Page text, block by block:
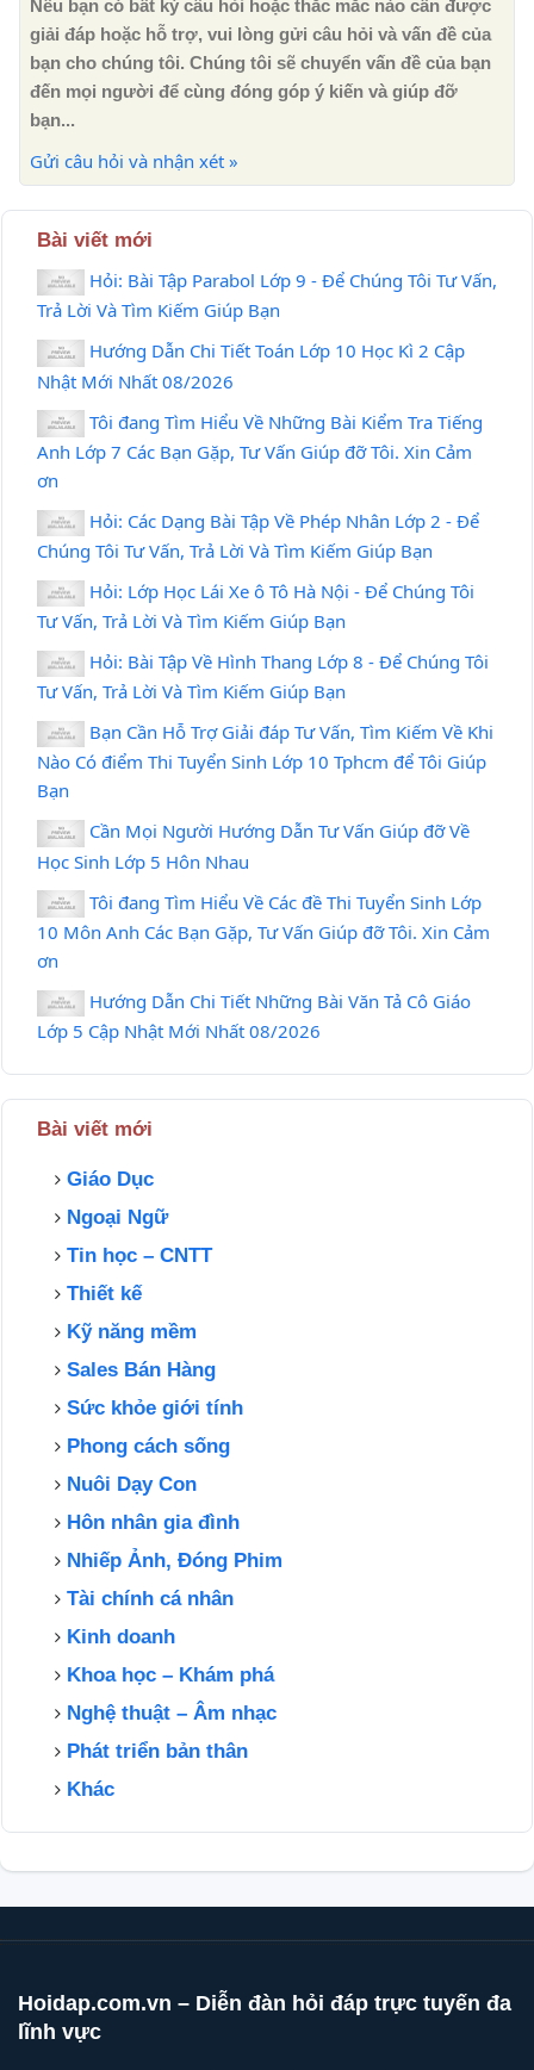
Nếu bạn có bất kỳ câu hỏi hoặc thắc mắc nào cần được
giải đáp hoặc hỗ trợ, vui lòng gửi câu hỏi và vấn đề của
bạn cho chúng tôi. Chúng tôi sẽ chuyển vấn đề của bạn
đến mọi người để cùng đóng góp ý kiến ​​và giúp đỡ
bạn...
Gửi câu hỏi và nhận xét »
Bài viết mới
Hỏi: Bài Tập Parabol Lớp 9 - Để Chúng Tôi Tư Vấn,
Trả Lời Và Tìm Kiếm Giúp Bạn
Hướng Dẫn Chi Tiết Toán Lớp 10 Học Kì 2 Cập
Nhật Mới Nhất 08/2026
Tôi đang Tìm Hiểu Về Những Bài Kiểm Tra Tiếng
Anh Lớp 7 Các Bạn Gặp, Tư Vấn Giúp đỡ Tôi. Xin Cảm
ơn
Hỏi: Các Dạng Bài Tập Về Phép Nhân Lớp 2 - Để
Chúng Tôi Tư Vấn, Trả Lời Và Tìm Kiếm Giúp Bạn
Hỏi: Lớp Học Lái Xe ô Tô Hà Nội - Để Chúng Tôi
Tư Vấn, Trả Lời Và Tìm Kiếm Giúp Bạn
Hỏi: Bài Tập Về Hình Thang Lớp 8 - Để Chúng Tôi
Tư Vấn, Trả Lời Và Tìm Kiếm Giúp Bạn
Bạn Cần Hỗ Trợ Giải đáp Tư Vấn, Tìm Kiếm Về Khi
Nào Có điểm Thi Tuyển Sinh Lớp 10 Tphcm để Tôi Giúp
Bạn
Cần Mọi Người Hướng Dẫn Tư Vấn Giúp đỡ Về
Học Sinh Lớp 5 Hôn Nhau
Tôi đang Tìm Hiểu Về Các đề Thi Tuyển Sinh Lớp
10 Môn Anh Các Bạn Gặp, Tư Vấn Giúp đỡ Tôi. Xin Cảm
ơn
Hướng Dẫn Chi Tiết Những Bài Văn Tả Cô Giáo
Lớp 5 Cập Nhật Mới Nhất 08/2026
Bài viết mới
Giáo Dục
Ngoại Ngữ
Tin học – CNTT
Thiết kế
Kỹ năng mềm
Sales Bán Hàng
Sức khỏe giới tính
Phong cách sống
Nuôi Dạy Con
Hôn nhân gia đình
Nhiếp Ảnh, Đóng Phim
Tài chính cá nhân
Kinh doanh
Khoa học – Khám phá
Nghệ thuật – Âm nhạc
Phát triển bản thân
Khác
Hoidap.com.vn – Diễn đàn hỏi đáp trực tuyến đa
lĩnh vực